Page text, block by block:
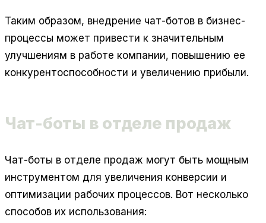
Таким образом, внедрение чат-ботов в бизнес-
процессы может привести к значительным
улучшениям в работе компании, повышению ее
конкурентоспособности и увеличению прибыли.
Чат-боты в отделе продаж
Чат-боты в отделе продаж могут быть мощным
инструментом для увеличения конверсии и
оптимизации рабочих процессов. Вот несколько
способов их использования: